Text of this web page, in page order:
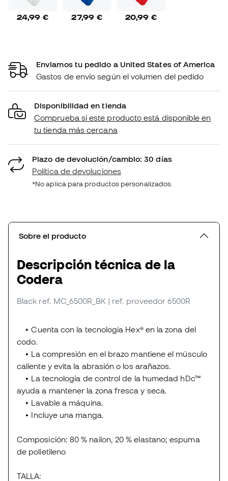
24,99 € 27,99 € 20,99 €
Enviamos tu pedido a United States of America
Gastos de envío según el volumen del pedido
Disponibilidad en tienda
Comprueba si este producto está disponible en
tu tienda más cercana
Plazo de devolución/cambio: 30 días
Política de devoluciones
*No aplica para productos personalizados.
Sobre el producto
Descripción técnica de la
Codera
Black ref. MC_6500R_BK | ref. proveedor 6500R
• Cuenta con la tecnología Hex® en la zona del
codo.
• La compresión en el brazo mantiene el músculo
caliente y evita la abrasión o los arañazos.
• La tecnología de control de la humedad hDc™
ayuda a mantener la zona fresca y seca.
• Lavable a máquina.
• Incluye una manga.
Composición: 80 % nailon, 20 % elastano; espuma
de polietileno
TALLA: